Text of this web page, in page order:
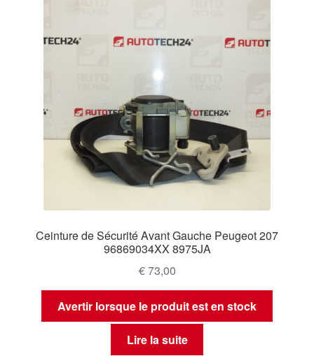
Ceinture de Sécurité Avant Gauche Peugeot 207
96869034XX 8975JA
€73,00
Avertir lorsque le produit est en stock
Lire la suite